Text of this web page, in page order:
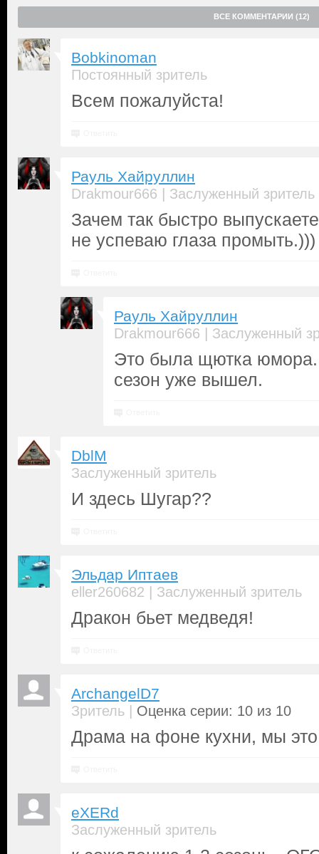
ВСЕ КОММЕНТАРИИ (12)
Bobkinoman
Постоянный зритель
Всем пожалуйста!
Рауль Хайруллин
Drakmour666 | Заслуженный зритель
Зачем так быстро
не успеваю глаза промыть.)))
Рауль Хайруллин
Drakmour666 | Заслуженный
Это была щютка юмора.
сезон уже вышел.
DblM
Заслуженный зритель
И здесь Шугар??
Эльдар Иптаев
eller260682 | Заслуженный зритель
Дракон бьет медведя!
ArchangelD7
Зритель | Оценка серии: 10 из 10
Драма на фоне кухни, мы
eXERd
Заслуженный зритель